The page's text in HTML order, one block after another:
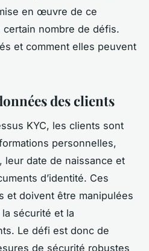
en œuvre de ce
nombre de défis.
et comment elles peuvent
des clients
KYC, les clients sont
personnelles,
leur date de naissance et
d’identité. Ces
et doivent être manipulées
sécurité et la
Le défi est donc de
de sécurité robustes